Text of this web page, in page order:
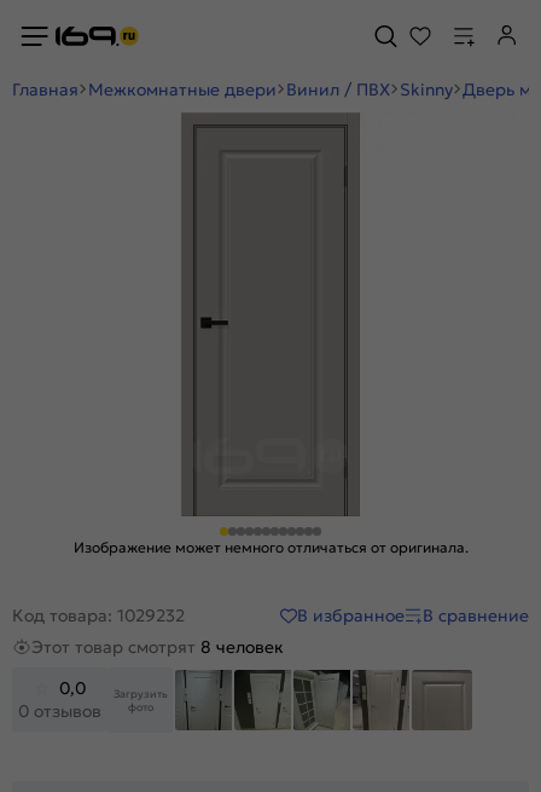
Главная Межкомнатные двери Винил / ПВХ Skinny Дверь
Изображение может немного отличаться от оригинала.
Код товара: 1029232 В избранное
В сравнение
Этот товар смотрят 8 человек
0,0
0 отзывов
Загрузить
фото